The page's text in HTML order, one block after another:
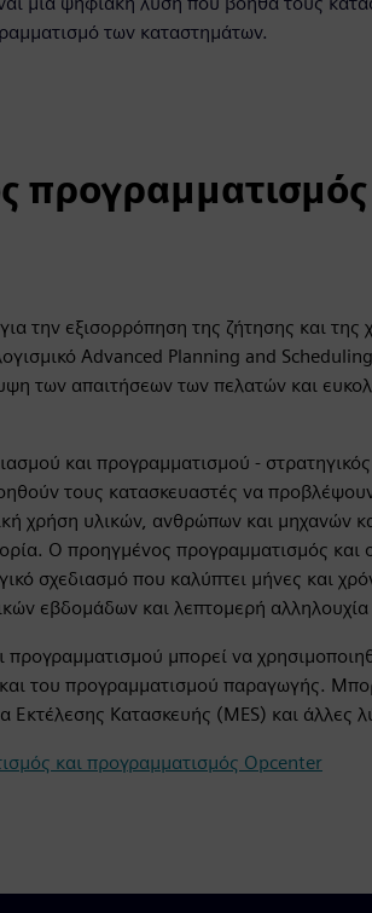
των καταστημάτων.
προγραμματισμός
την εξισορρόπηση της ζήτησης και της
Advanced Planning and
των απαιτήσεων των πελατών και
και προγραμματισμού -
τους κατασκευαστές να
χρήση υλικών, ανθρώπων και μηχανών
Ο προηγμένος προγραμματισμός και
σχεδιασμό που καλύπτει μήνες και
εβδομάδων και λεπτομερή
μπορεί να
του προγραμματισμού παραγωγής.
Κατασκευής (MES) και άλλες
και προγραμματισμός Opcenter